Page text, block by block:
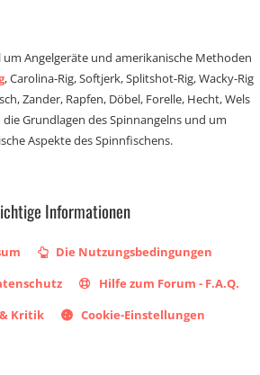
Angelgeräte und amerikanische Methoden
, Carolina-Rig, Softjerk, Splitshot-Rig, Wacky-Rig
Zander, Rapfen, Döbel, Forelle, Hecht, Wels
Grundlagen des Spinnangelns und um
Aspekte des Spinnfischens.
Informationen
Die Nutzungsbedingungen
Hilfe zum Forum - F.A.Q.
Kritik
Cookie-Einstellungen